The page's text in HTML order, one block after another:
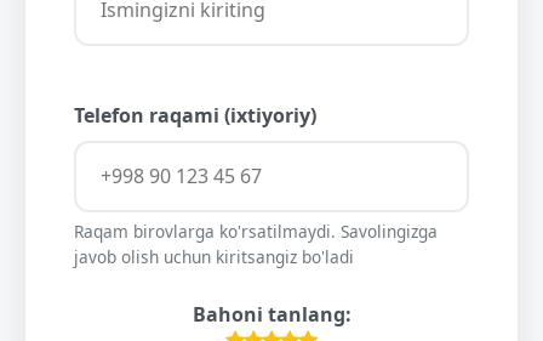
Telefon raqami (ixtiyoriy)
Raqam birovlarga ko'rsatilmaydi. Savolingizga
javob olish uchun kiritsangiz bo'ladi
Bahoni tanlang: